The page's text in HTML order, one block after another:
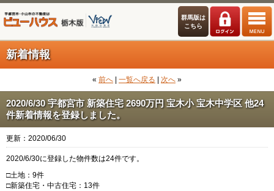
群馬版は
こちら
新着情報
« 前へ 一覧へ戻る 次へ »
2020/6/30 宇都宮市 新築住宅 2690万円 宝木小 宝木中学区 他24
件新着情報を登録しました。
更新：2020/06/30
2020/6/30に登録した物件数は24件です。
□土地：9件
□新築住宅・中古住宅：13件